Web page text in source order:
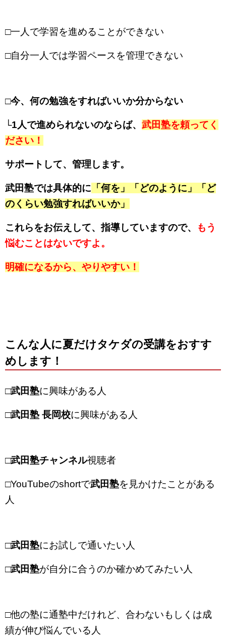
□一人で学習を進めることができない
□自分一人では学習ペースを管理できない
□今、何の勉強をすればいいか分からない
└1人で進められないのならば、 武田塾を頼ってく
ださい！
サポートして、管理します。
武田塾では具体的に 「何を」「どのように」「ど
のくらい勉強すればいいか」
これらをお伝えして、指導していますので、
もう
悩むことはないですよ。
明確になるから、やりやすい！
こんな人に夏だけタケダの受講をおすす
めします！
□武田塾に興味がある人
□武田塾 長岡校に興味がある人
□武田塾チャンネル視聴者
□YouTubeのshortで武田塾を見かけたことがある
人
□武田塾にお試しで通いたい人
□武田塾が自分に合うのか確かめてみたい人
□他の塾に通塾中だけれど、合わないもしくは成
績が伸び悩んでいる人